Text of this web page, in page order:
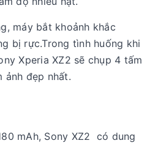
máy bắt khoảnh khắc
bị rực.Trong tình huống khi
Xperia XZ2 sẽ chụp 4 tấm
ảnh đẹp nhất.
mAh, Sony XZ2 có dung